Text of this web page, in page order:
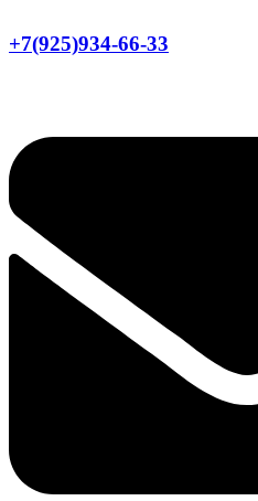
+7(925)934-66-33